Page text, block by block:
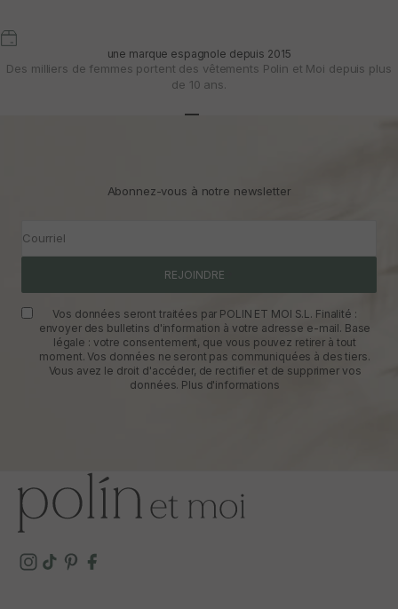
une marque espagnole depuis 2015
Des milliers de femmes portent des vêtements Polin et Moi depuis plus
de 10 ans.
Abonnez-vous à notre newsletter
Courriel
REJOINDRE
Vos données seront traitées par POLIN ET MOI S.L. Finalité :
envoyer des bulletins d'information à votre adresse e-mail. Base
légale : votre consentement, que vous pouvez retirer à tout
moment. Vos données ne seront pas communiquées à des tiers.
Vous avez le droit d'accéder, de rectifier et de supprimer vos
données. Plus d'informations